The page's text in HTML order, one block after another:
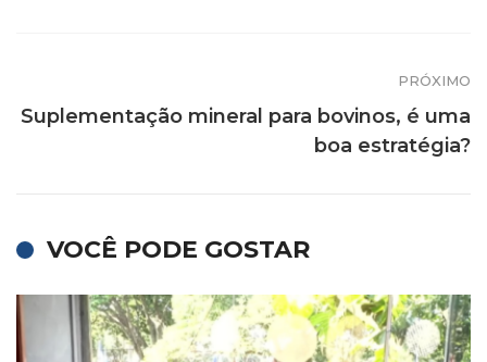
PRÓXIMO
Suplementação mineral para bovinos, é uma
boa estratégia?
VOCÊ PODE GOSTAR